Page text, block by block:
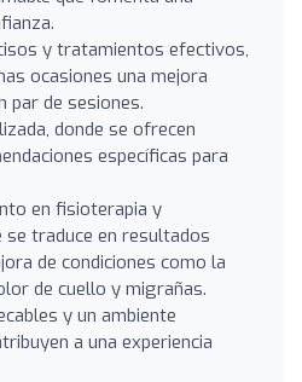
y tratamientos efectivos,
ocasiones una mejora
par de sesiones.
donde se ofrecen
específicas para
en fisioterapia y
traduce en resultados
de condiciones como la
de cuello y migrañas.
y un ambiente
a una experiencia